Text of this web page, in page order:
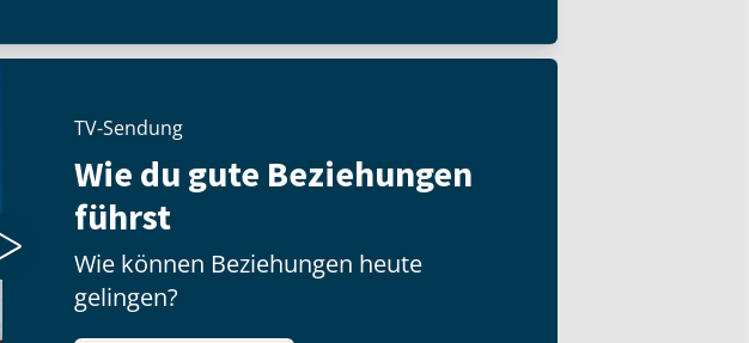
TV-Sendung
Wie du gute Beziehungen
führst
Wie können Beziehungen heute
gelingen?